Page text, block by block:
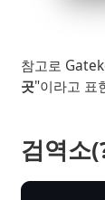
참고로
곳"이라고 표
검역소